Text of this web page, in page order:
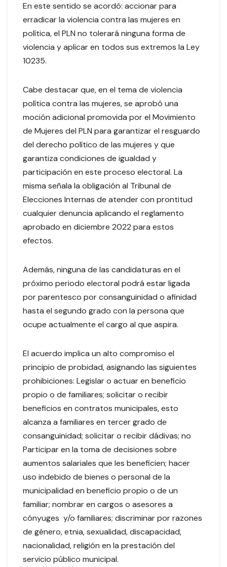
En este sentido se acordó: accionar para
erradicar la violencia contra las mujeres en
política, el PLN no tolerará ninguna forma de
violencia y aplicar en todos sus extremos la Ley
10235.
Cabe destacar que, en el tema de violencia
política contra las mujeres, se aprobó una
moción adicional promovida por el Movimiento
de Mujeres del PLN para garantizar el resguardo
del derecho político de las mujeres y que
garantiza condiciones de igualdad y
participación en este proceso electoral. La
misma señala la obligación al Tribunal de
Elecciones Internas de atender con prontitud
cualquier denuncia aplicando el reglamento
aprobado en diciembre 2022 para estos
efectos.
Además, ninguna de las candidaturas en el
próximo periodo electoral podrá estar ligada
por parentesco por consanguinidad o afinidad
hasta el segundo grado con la persona que
ocupe actualmente el cargo al que aspira.
El acuerdo implica un alto compromiso el
principio de probidad, asignando las siguientes
prohibiciones: Legislar o actuar en beneficio
propio o de familiares; solicitar o recibir
beneficios en contratos municipales, esto
alcanza a familiares en tercer grado de
consanguinidad; solicitar o recibir dádivas; no
Participar en la toma de decisiones sobre
aumentos salariales que les beneficien; hacer
uso indebido de bienes o personal de la
municipalidad en beneficio propio o de un
familiar; nombrar en cargos o asesores a
cónyuges y/o familiares; discriminar por razones
de género, etnia, sexualidad, discapacidad,
nacionalidad, religión en la prestación del
servicio público municipal.